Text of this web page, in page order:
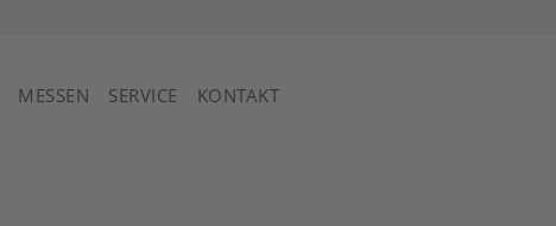
MESSEN SERVICE KONTAKT